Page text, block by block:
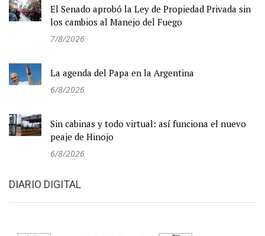
El Senado aprobó la Ley de Propiedad Privada sin
los cambios al Manejo del Fuego
7/8/2026
La agenda del Papa en la Argentina
6/8/2026
Sin cabinas y todo virtual: así funciona el nuevo
peaje de Hinojo
6/8/2026
DIARIO DIGITAL